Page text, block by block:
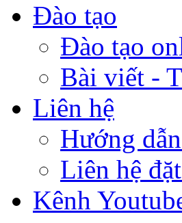
Đào tạo
Đào tạo
Bài viết -
Liên hệ
Hướng
Liên hệ
Kênh